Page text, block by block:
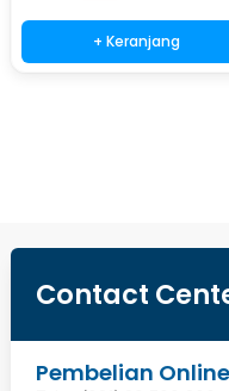
+ Keranjang
Contact
Pembelian Online